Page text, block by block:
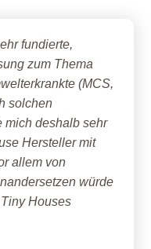
fundierte,
zum Thema
(MCS,
solchen
mich deshalb sehr
Hersteller mit
allem von
würde
Houses